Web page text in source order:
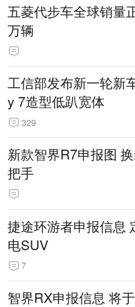
五菱代步车全球销量
万辆
工信部发布新一轮新
y 7造型低趴宽体
329
新款智界R7申报图
把手
捷途环游者申报信息
电SUV
7
智界RX申报信息 将